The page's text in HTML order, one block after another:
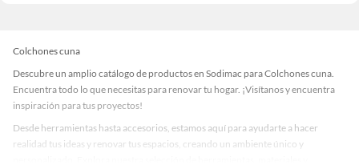
Colchones cuna
Descubre un amplio catálogo de productos en Sodimac para Colchones cuna.
Encuentra todo lo que necesitas para renovar tu hogar. ¡Visítanos y encuentra
inspiración para tus proyectos!
Desde herramientas hasta accesorios, estamos aquí para ayudarte a hacer
realidad tus ideas y renovar tus espacios, creando un ambiente único y